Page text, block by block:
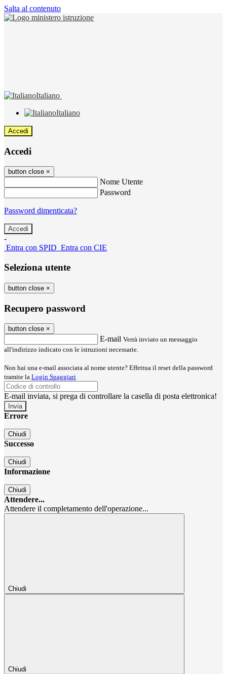
Salta al contenuto
Italiano
Italiano
Accedi
Accedi
button close ×
Nome Utente
Password
Password dimenticata?
-
Entra con SPID Entra con CIE
Seleziona utente
button close ×
Recupero password
button close ×
E-mail Verrà inviato un messaggio
all'indirizzo indicato con le istruzioni necessarie.
Non hai una e-mail associata al nome utente? Effettua il reset della password
tramite la Login Spaggiari
E-mail inviata, si prega di controllare la casella di posta elettronica!
Errore
Chiudi
Successo
Chiudi
Informazione
Chiudi
Attendere...
Attendere il completamento dell'operazione...
Chiudi
Chiudi